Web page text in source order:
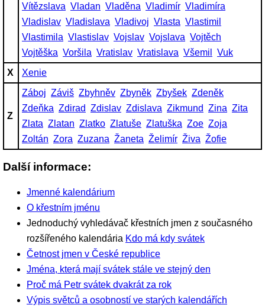
Vítězslava Vladan Vladěna Vladimír Vladimíra
Vladislav Vladislava Vladivoj Vlasta Vlastimil
Vlastimila Vlastislav Vojslav Vojslava Vojtěch
Vojtěška Voršila Vratislav Vratislava Všemil
Vuk
X
Xenie
Z
Záboj Záviš Zbyhněv Zbyněk Zbyšek Zdeněk
Zdeňka Zdirad Zdislav Zdislava Zikmund Zina Zita
Zlata Zlatan Zlatko Zlatuše Zlatuška Zoe Zoja
Zoltán Zora Zuzana Žaneta Želimír Živa Žofie
Další informace:
Jmenné kalendárium
O křestním jménu
Jednoduchý vyhledávač křestních jmen z současného
rozšířeného kalendária Kdo má kdy svátek
Četnost jmen v České republice
Jména, která mají svátek stále ve stejný den
Proč má Petr svátek dvakrát za rok
Výpis světců a osobností ve starých kalendářích